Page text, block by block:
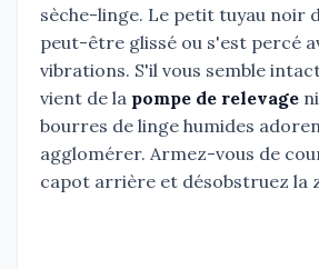
sèche-linge. Le petit tuyau noir
peut-être glissé ou s'est percé
vibrations. S'il vous semble
vient de la pompe de relevage
bourres de linge humides
agglomérer. Armez-vous de
capot arrière et désobstruez la